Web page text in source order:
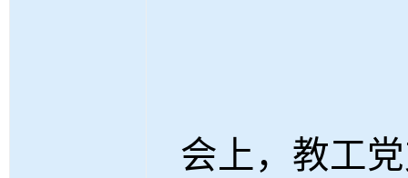
会上，教工